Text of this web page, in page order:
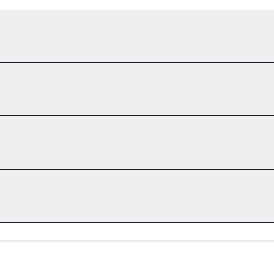
از جمله خدمات و کسب‌وکارهای
تمامی کسب و کارها می‌دهد تا
از فرد می‌گیرد. هم‌چنین میزان